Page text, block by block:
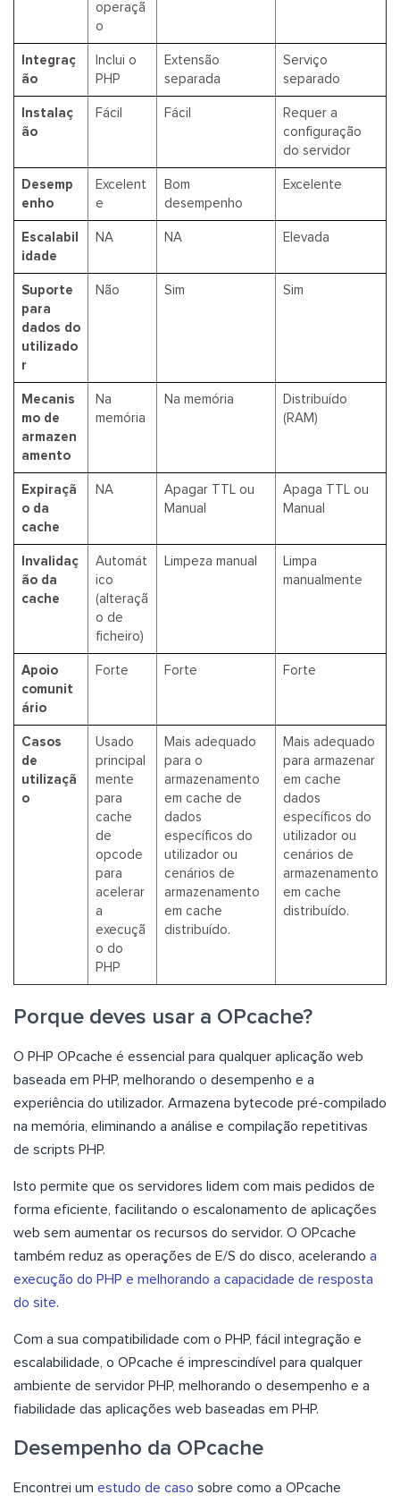
operaçã
o
Integraç
ão
Inclui o
PHP
Extensão
separada
Serviço
separado
Instalaç
ão
Fácil Fácil
Requer a
configuração
do servidor
Desemp
enho
Excelent
e
Bom
desempenho
Excelente
Escalabil
idade
NA NA Elevada
Suporte
para
dados do
utilizado
r
Não Sim Sim
Mecanis
mo de
armazen
amento
Na
memória
Na memória
Distribuído
(RAM)
Expiraçã
o da
cache
NA
Apagar TTL ou
Manual
Apaga TTL ou
Manual
Invalidaç
ão da
cache
Automát
ico
(alteraçã
o de
ficheiro)
Limpeza manual
Limpa
manualmente
Apoio
comunit
ário
Forte Forte Forte
Casos
de
utilizaçã
o
Usado
principal
mente
para
cache
de
opcode
para
acelerar
a
execuçã
o do
PHP
Mais adequado
para o
armazenamento
em cache de
dados
específicos do
utilizador ou
cenários de
armazenamento
em cache
distribuído.
Mais adequado
para armazenar
em cache
dados
específicos do
utilizador ou
cenários de
armazenamento
em cache
distribuído.
Porque deves usar a OPcache?
O PHP OPcache é essencial para qualquer aplicação web
baseada em PHP, melhorando o desempenho e a
experiência do utilizador. Armazena bytecode pré-compilado
na memória, eliminando a análise e compilação repetitivas
de scripts PHP.
Isto permite que os servidores lidem com mais pedidos de
forma eficiente, facilitando o escalonamento de aplicações
web sem aumentar os recursos do servidor. O OPcache
também reduz as operações de E/S do disco, acelerando a
execução do PHP e melhorando a capacidade de resposta
do site.
Com a sua compatibilidade com o PHP, fácil integração e
escalabilidade, o OPcache é imprescindível para qualquer
ambiente de servidor PHP, melhorando o desempenho e a
fiabilidade das aplicações web baseadas em PHP.
Desempenho da OPcache
Encontrei um estudo de caso sobre como a OPcache